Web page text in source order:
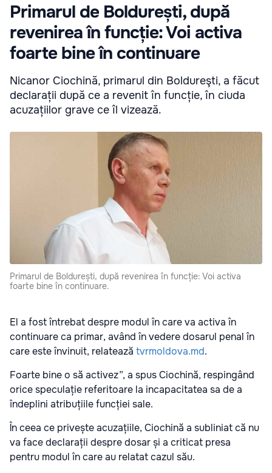
Primarul de Boldurești, după
revenirea în funcție: Voi activa
foarte bine în continuare
Nicanor Ciochină, primarul din Boldureşti, a făcut
declarații după ce a revenit în funcție, în ciuda
acuzațiilor grave ce îl vizează.
Primarul de Boldurești, după revenirea în funcție: Voi activa
foarte bine în continuare.
El a fost întrebat despre modul în care va activa în
continuare ca primar, având în vedere dosarul penal în
care este învinuit, relatează tvrmoldova.md.
Foarte bine o să activez”, a spus Ciochină, respingând
orice speculație referitoare la incapacitatea sa de a
îndeplini atribuțiile funcției sale.
În ceea ce privește acuzațiile, Ciochină a subliniat că nu
va face declarații despre dosar și a criticat presa
pentru modul în care au relatat cazul său.